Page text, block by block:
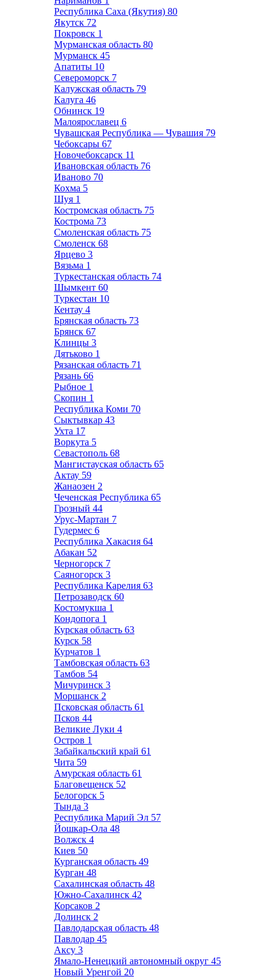
Республика Саха (Якутия) 80
Якутск 72
Покровск 1
Мурманская область 80
Мурманск 45
Апатиты 10
Североморск 7
Калужская область 79
Калуга 46
Обнинск 19
Малоярославец 6
Чувашская Республика — Чувашия 79
Чебоксары 67
Новочебоксарск 11
Ивановская область 76
Иваново 70
Кохма 5
Шуя 1
Костромская область 75
Кострома 73
Смоленская область 75
Смоленск 68
Ярцево 3
Вязьма 1
Туркестанская область 74
Шымкент 60
Туркестан 10
Кентау 4
Брянская область 73
Брянск 67
Клинцы 3
Дятьково 1
Рязанская область 71
Рязань 66
Рыбное 1
Скопин 1
Республика Коми 70
Сыктывкар 43
Ухта 17
Воркута 5
Севастополь 68
Мангистауская область 65
Актау 59
Жанаозен 2
Чеченская Республика 65
Грозный 44
Урус-Мартан 7
Гудермес 6
Республика Хакасия 64
Абакан 52
Черногорск 7
Саяногорск 3
Республика Карелия 63
Петрозаводск 60
Костомукша 1
Кондопога 1
Курская область 63
Курск 58
Курчатов 1
Тамбовская область 63
Тамбов 54
Мичуринск 3
Моршанск 2
Псковская область 61
Псков 44
Великие Луки 4
Остров 1
Забайкальский край 61
Чита 59
Амурская область 61
Благовещенск 52
Белогорск 5
Тында 3
Республика Марий Эл 57
Йошкар-Ола 48
Волжск 4
Киев 50
Курганская область 49
Курган 48
Сахалинская область 48
Южно-Сахалинск 42
Корсаков 2
Долинск 2
Павлодарская область 48
Павлодар 45
Аксу 3
Ямало-Ненецкий автономный округ 45
Новый Уренгой 20